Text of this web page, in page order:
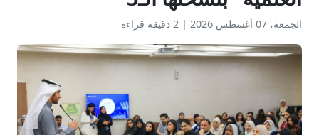
الجمعة، 07 أغسطس 2026 | 2 دقيقة قراءة